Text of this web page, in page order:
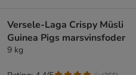
Versele-Laga Crispy Müsli
Guinea Pigs marsvinsfoder
9 kg